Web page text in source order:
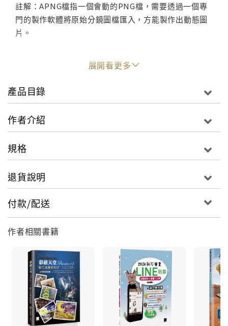
註解：APNG檔指一個會動的PNG檔，需要透過一個專
門的製作軟體將原始分鏡圖檔匯入，方能製作出動態圖
片。
LINE貼圖一直是炒熱聊天室的最佳意象。
本書作者小隻老師是一位從事多元設計的創作者與教
師，她將喜歡的寵物貓繪製成可愛又別致的LINE動態貼
圖，活靈活現地展現出貓咪可愛細緻的小動作，並將創
境中，展現多元的心境！
貼圖從繪製、設定動態分鏡、上架乃至有效率的延伸性
行銷經營妙招。
【最新消息報報】
本書集結了2016年最新的LINE原創動態與靜態的貼圖資
作，讓您創作出獨一無二的LINE動態貼圖不求人。
展開看更多
產品目錄
作者介紹
規格
退貨說明
付款/配送
作者相關書籍